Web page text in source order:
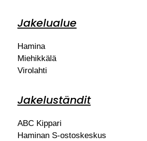
Jakelualue
Hamina
Miehikkälä
Virolahti
Jakeluständit
ABC Kippari
Haminan S-ostoskeskus